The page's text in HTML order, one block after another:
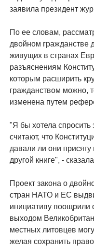
заявила президент
По ее словам,
двойном гражданстве
живущих в странах
разъяснениям
которым расширить
гражданством можно,
изменена путем
"Я бы хотела
считают, что
давали ли они присягу
другой книге", -
Проект закона о
стран НАТО и ЕС
инициативу поощрили
выходом
местных литовцев
желая сохранить